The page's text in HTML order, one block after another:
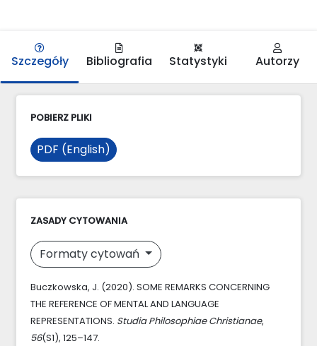
Szczegóły Bibliografia Statystyki Autorzy
POBIERZ PLIKI
PDF (English)
ZASADY CYTOWANIA
Formaty cytowań
Buczkowska, J. (2020). SOME REMARKS CONCERNING
THE REFERENCE OF MENTAL AND LANGUAGE
REPRESENTATIONS. Studia Philosophiae Christianae,
56(S1), 125–147.